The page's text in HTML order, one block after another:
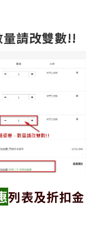
量請改雙數!!
列表及折扣金